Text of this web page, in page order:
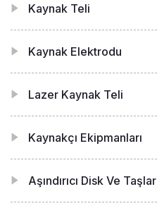
Kaynak Teli
Kaynak Elektrodu
Lazer Kaynak Teli
Kaynakçı Ekipmanları
Aşındırıcı Disk Ve Taşlar